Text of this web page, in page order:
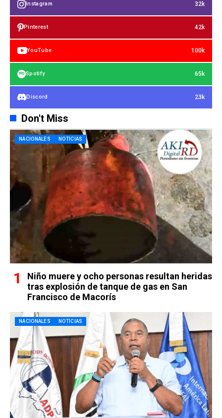
Instagram 32k
Pinterest 42k
YouTube 100k
Spotify 65k
Discord 23k
Don't Miss
NACIONALES NOTICIAS
Niño muere y ocho personas resultan heridas
tras explosión de tanque de gas en San
Francisco de Macorís
NACIONALES NOTICIAS